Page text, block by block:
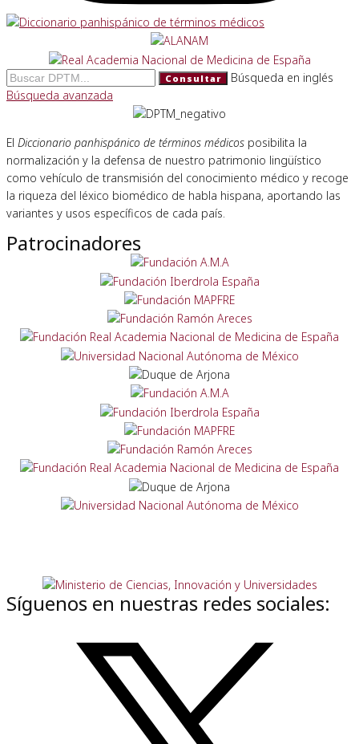
Consultar
Búsqueda en inglés
Búsqueda avanzada
El Diccionario panhispánico de términos médicos posibilita la
normalización y la defensa de nuestro patrimonio lingüístico
como vehículo de transmisión del conocimiento médico y recoge
la riqueza del léxico biomédico de habla hispana, aportando las
variantes y usos específicos de cada país.
Patrocinadores
Síguenos en nuestras redes sociales: